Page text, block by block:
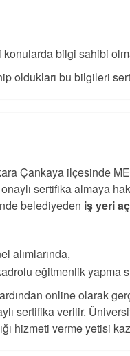
bilgi sahibi
oldukları bu bilgileri
Çankaya ilçesinde
sertifika almaya
belediyeden iş yeri
alımlarında,
eğitmenlik yapma
online olarak
sertifika verilir.
hizmeti verme yetisi